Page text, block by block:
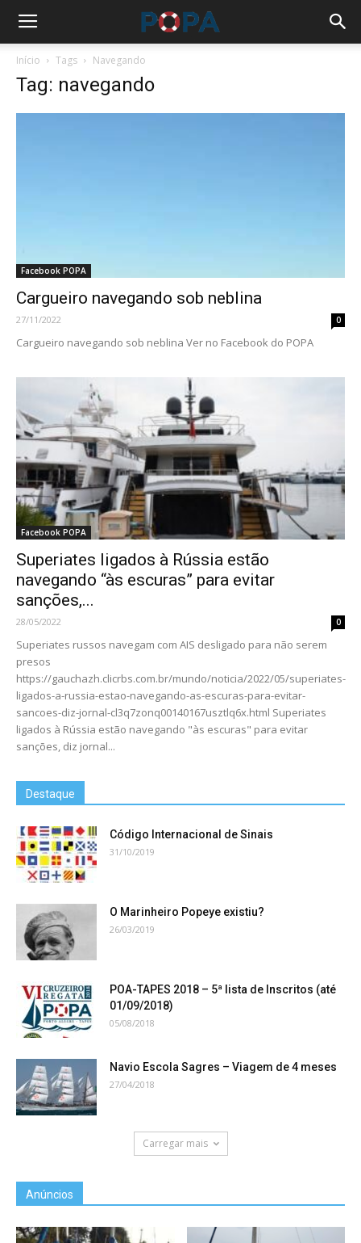
Início Tags Navegando
Tag: navegando
Facebook POPA
Cargueiro navegando sob neblina
27/11/2022 0
Cargueiro navegando sob neblina Ver no Facebook do POPA
Facebook POPA
Superiates ligados à Rússia estão
navegando “às escuras” para evitar
sanções,...
28/05/2022 0
Superiates russos navegam com AIS desligado para não serem
presos
https://gauchazh.clicrbs.com.br/mundo/noticia/2022/05/superiates-
ligados-a-russia-estao-navegando-as-escuras-para-evitar-
sancoes-diz-jornal-cl3q7zonq00140167usztlq6x.html Superiates
ligados à Rússia estão navegando "às escuras" para evitar
sanções, diz jornal...
Destaque
Código Internacional de Sinais
31/10/2019
O Marinheiro Popeye existiu?
26/03/2019
POA-TAPES 2018 – 5ª lista de Inscritos (até
01/09/2018)
05/08/2018
Navio Escola Sagres – Viagem de 4 meses
27/04/2018
Carregar mais
Anúncios